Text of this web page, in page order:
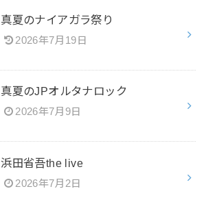
真夏のナイアガラ祭り
2026年7月19日
真夏のJPオルタナロック
2026年7月9日
浜田省吾the live
2026年7月2日